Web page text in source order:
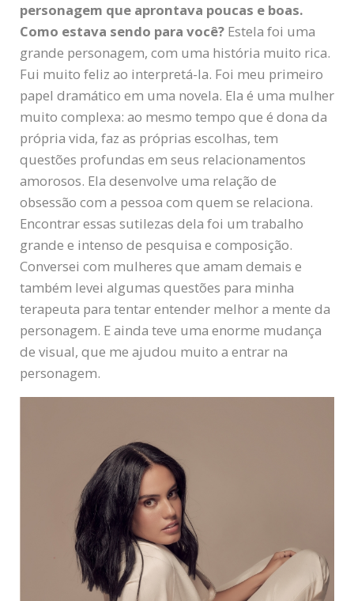
personagem que aprontava poucas e boas.
Como estava sendo para você? Estela foi uma
grande personagem, com uma história muito rica.
Fui muito feliz ao interpretá-la. Foi meu primeiro
papel dramático em uma novela. Ela é uma mulher
muito complexa: ao mesmo tempo que é dona da
própria vida, faz as próprias escolhas, tem
questões profundas em seus relacionamentos
amorosos. Ela desenvolve uma relação de
obsessão com a pessoa com quem se relaciona.
Encontrar essas sutilezas dela foi um trabalho
grande e intenso de pesquisa e composição.
Conversei com mulheres que amam demais e
também levei algumas questões para minha
terapeuta para tentar entender melhor a mente da
personagem. E ainda teve uma enorme mudança
de visual, que me ajudou muito a entrar na
personagem.